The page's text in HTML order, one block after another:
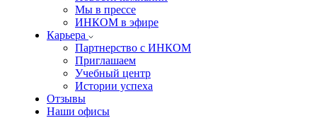
Мы в прессе
ИНКОМ в эфире
Карьера
Партнерство с ИНКОМ
Приглашаем
Учебный центр
Истории успеха
Отзывы
Наши офисы